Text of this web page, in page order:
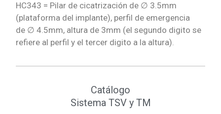
HC343 = Pilar de cicatrización de ∅ 3.5mm
(plataforma del implante), perfil de emergencia
de ∅ 4.5mm, altura de 3mm (el segundo digito se
refiere al perfil y el tercer digito a la altura).
Catálogo
Sistema TSV y TM